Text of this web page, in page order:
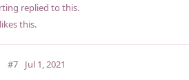
replied to this.
likes this.
#7 Jul 1, 2021